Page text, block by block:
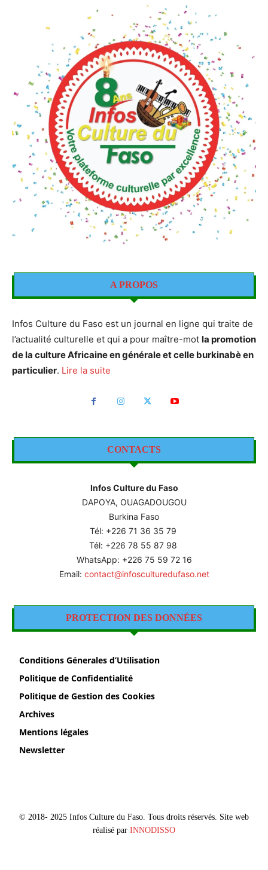
A PROPOS
Infos Culture du Faso est un journal en ligne qui traite de
l’actualité culturelle et qui a pour maître-mot la promotion
de la culture Africaine en générale et celle burkinabè en
particulier. Lire la suite
CONTACTS
Infos Culture du Faso
DAPOYA, OUAGADOUGOU
Burkina Faso
Tél: +226 71 36 35 79
Tél: +226 78 55 87 98
WhatsApp: +226 75 59 72 16
Email: contact@infosculturedufaso.net
PROTECTION DES DONNÉES
Conditions Génerales d’Utilisation
Politique de Confidentialité
Politique de Gestion des Cookies
Archives
Mentions légales
Newsletter
© 2018- 2025 Infos Culture du Faso. Tous droits réservés. Site web
réalisé par INNODISSO